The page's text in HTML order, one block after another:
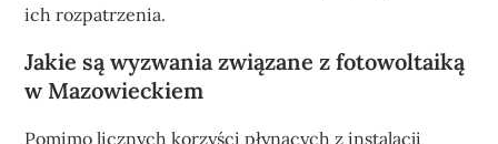
ich rozpatrzenia.
Jakie są wyzwania związane z fotowoltaiką
w Mazowieckiem
Pomimo licznych korzyści płynących z instalacji